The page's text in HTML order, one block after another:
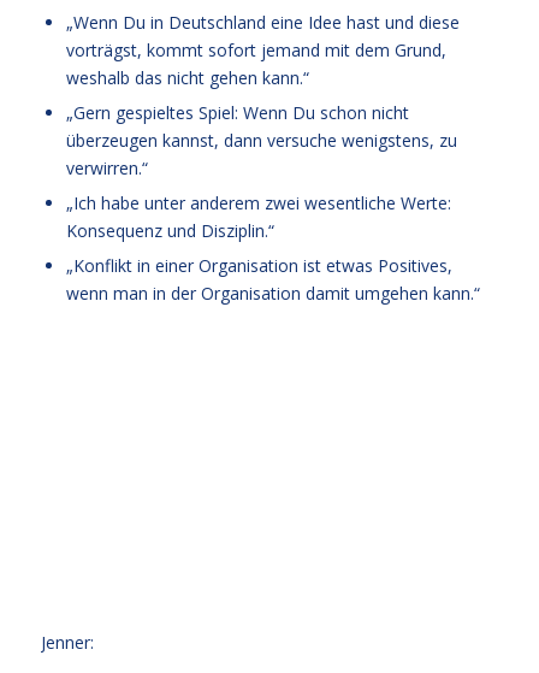
„Wenn Du in Deutschland eine Idee hast und diese
vorträgst, kommt sofort jemand mit dem Grund,
weshalb das nicht gehen kann.“
„Gern gespieltes Spiel: Wenn Du schon nicht
überzeugen kannst, dann versuche wenigstens, zu
verwirren.“
„Ich habe unter anderem zwei wesentliche Werte:
Konsequenz und Disziplin.“
„Konflikt in einer Organisation ist etwas Positives,
wenn man in der Organisation damit umgehen kann.“
Jenner: